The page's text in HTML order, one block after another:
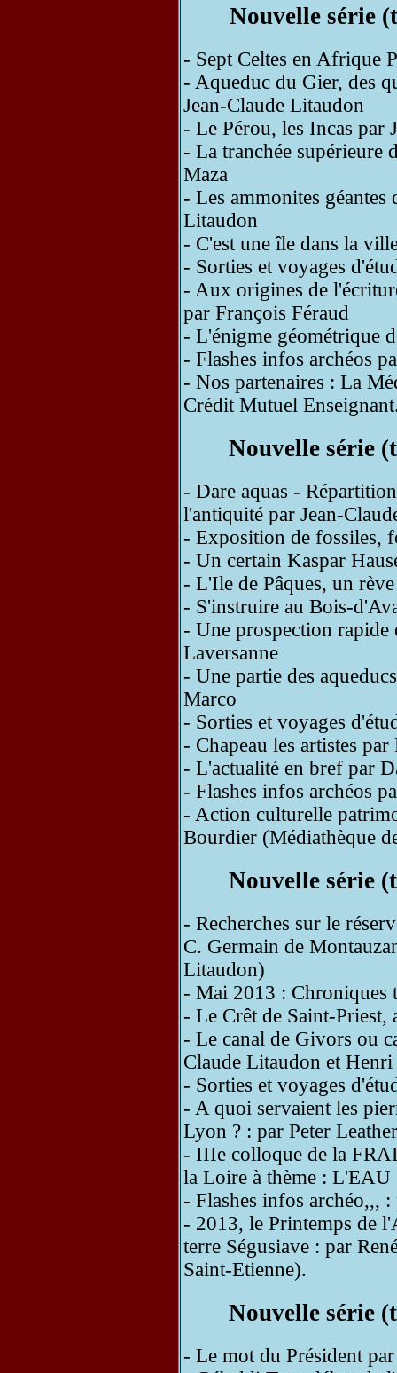
Nouvelle série
- Sept Celtes en Afrique
- Aqueduc du Gier, des
Jean-Claude Litaudon
- Le Pérou, les Incas par
- La tranchée supérieure
Maza
- Les ammonites
Litaudon
- C'est une île dans la
- Sorties et voyages
- Aux origines de
par François Féraud
- L'énigme géométrique
- Flashes infos archéos
- Nos partenaires : La
Crédit Mutuel
Nouvelle série
- Dare aquas -
l'antiquité par Jean-
- Exposition de fossiles,
- Un certain Kaspar
- L'Ile de Pâques, un
- S'instruire au Bois-
- Une prospection rapide
Laversanne
- Une partie des
Marco
- Sorties et voyages
- Chapeau les artistes
- L'actualité en bref par
- Flashes infos archéos
- Action culturelle
Bourdier (Médiathèque
Nouvelle série
- Recherches sur le
C. Germain de
Litaudon)
- Mai 2013 : Chroniques
- Le Crêt de Saint-
- Le canal de Givors ou
Claude Litaudon et
- Sorties et voyages
- A quoi servaient les
Lyon ? : par Peter Leather
- IIIe colloque de la
la Loire à thème : L'EAU
- Flashes infos archéo,,,
- 2013, le Printemps de
terre Ségusiave : par
Saint-Etienne).
Nouvelle série
- Le mot du Président